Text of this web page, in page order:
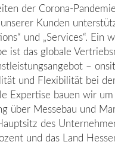
der Corona-
Kunden
und „Services“. Ein
ist das globale
–
und Flexibilität bei
Expertise bauen wir
über Messebau und
des
und das Land